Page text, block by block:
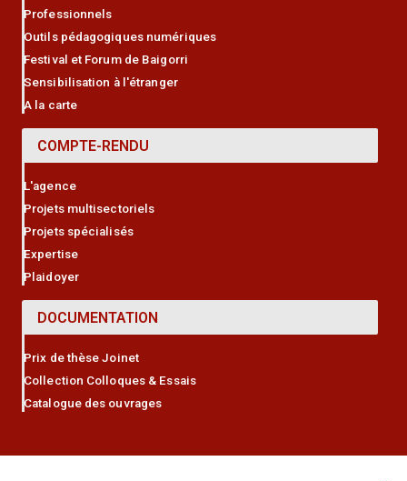
Professionnels
Outils pédagogiques numériques
Festival et Forum de Baigorri
Sensibilisation à l'étranger
A la carte
COMPTE-RENDU
L'agence
Projets multisectoriels
Projets spécialisés
Expertise
Plaidoyer
DOCUMENTATION
Prix de thèse Joinet
Collection Colloques & Essais
Catalogue des ouvrages